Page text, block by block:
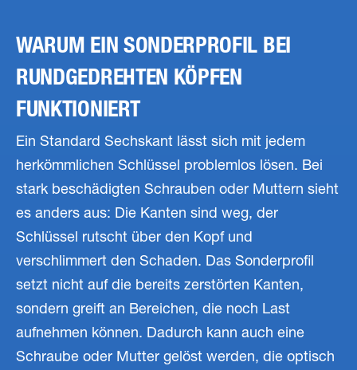
WARUM EIN SONDERPROFIL BEI
RUNDGEDREHTEN KÖPFEN
FUNKTIONIERT
Ein Standard Sechskant lässt sich mit jedem
herkömmlichen Schlüssel problemlos lösen. Bei
stark beschädigten Schrauben oder Muttern sieht
es anders aus: Die Kanten sind weg, der
Schlüssel rutscht über den Kopf und
verschlimmert den Schaden. Das Sonderprofil
setzt nicht auf die bereits zerstörten Kanten,
sondern greift an Bereichen, die noch Last
aufnehmen können. Dadurch kann auch eine
Schraube oder Mutter gelöst werden, die optisch